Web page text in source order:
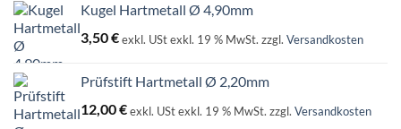
Kugel Hartmetall Ø 4,90mm
3,50€exkl. UStexkl. 19 % MwSt. zzgl. Versandkosten
Prüfstift Hartmetall Ø 2,20mm
12,00€exkl. UStexkl. 19 % MwSt. zzgl. Versandkosten